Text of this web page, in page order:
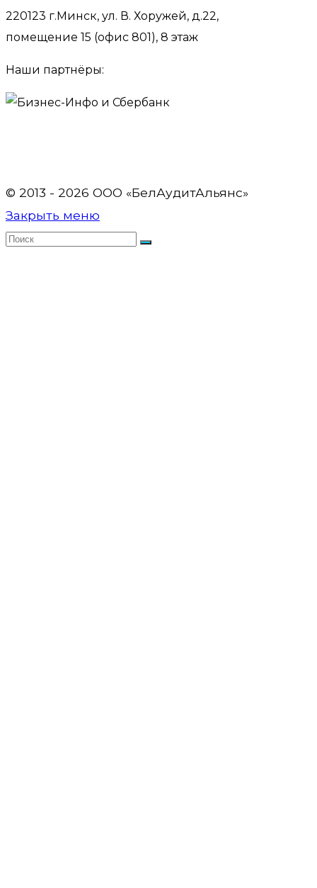
220123 г.Минск, ул. В. Хоружей, д.22,
помещение 15 (офис 801), 8 этаж
Наши партнёры:
© 2013 - 2026 OOO «БелАудитАльянс»
Закрыть меню